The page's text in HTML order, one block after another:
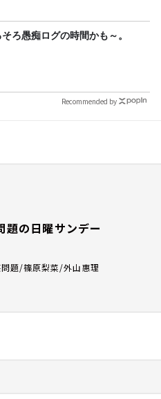
ろ愚痴ログの時間かも～。
Recommended by
題の日曜サンデー
題/篠原梨菜/外山惠理